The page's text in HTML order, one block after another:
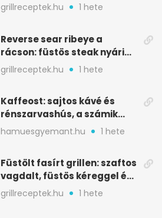
ropogós bark, 6 óra
grillreceptek.hu 1 hete
Reverse sear ribeye a
rácson: füstös steak nyári
tökkebabbal
grillreceptek.hu 1 hete
Kaffeost: sajtos kávé és
rénszarvashús, a számik
melegítő itala
hamuesgyemant.hu 1 hete
Füstölt fasírt grillen: szaftos
vagdalt, füstös kéreggel és
BBQ mázzal
grillreceptek.hu 1 hete